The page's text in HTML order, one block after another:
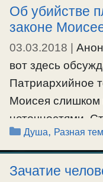
материнстве?
современная
тому, чтобы
дьявол еще в
все время …
Ещё…
#бесплодие,
,#суррогатнаямать
Об убийстве
законе
03.03.2018 |
вот здесь
Патриархийное
Моисея слишком
неточностями.
толкования на
Великого:
погубившая
Рубрики
Душа, Разная
Зачатие